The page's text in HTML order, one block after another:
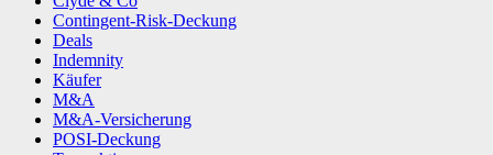
Contingent-Risk-Deckung
Deals
Indemnity
Käufer
M&A
M&A-Versicherung
POSI-Deckung